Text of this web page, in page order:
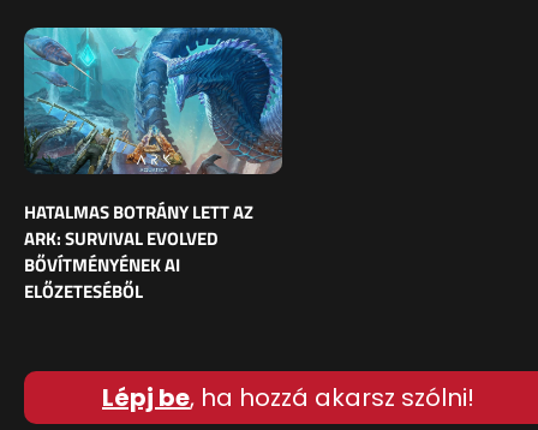
HATALMAS BOTRÁNY LETT AZ
ARK: SURVIVAL EVOLVED
BŐVÍTMÉNYÉNEK AI
ELŐZETESÉBŐL
Lépj be, ha hozzá akarsz szólni!